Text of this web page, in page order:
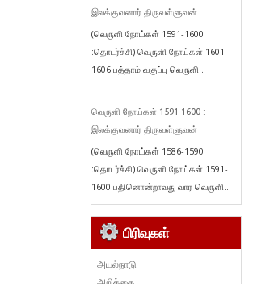
இலக்குவனார் திருவள்ளுவன்
(வெருளி நோய்கள் 1591-1600
:தொடர்ச்சி) வெருளி நோய்கள் 1601-
1606 பத்தாம் வகுப்பு வெருளி...
வெருளி நோய்கள் 1591-1600 :
இலக்குவனார் திருவள்ளுவன்
(வெருளி நோய்கள் 1586-1590
:தொடர்ச்சி) வெருளி நோய்கள் 1591-
1600 பதினொன்றாவது வார வெருளி...
பிரிவுகள்
அயல்நாடு